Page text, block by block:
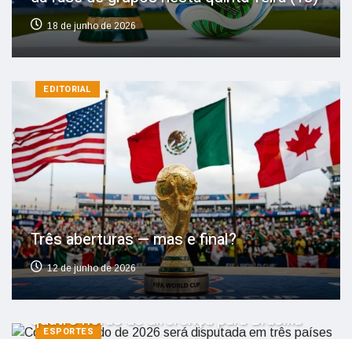
18 de junho de 2026
EDITORIAL
Três aberturas — mas e final?
12 de junho de 2026
ESPORTES
Copa do Mundo de 2026 será disputada
em três países e terá sedes com até
quatro horas de diferença para Brasília